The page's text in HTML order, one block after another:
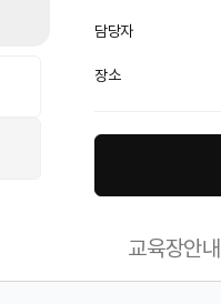
담당자
장소
교육장안내